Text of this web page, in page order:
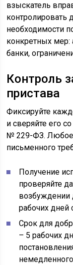
взыскатель
контролировать
необходимости
конкретных мер:
банки,
Контроль
пристава
Фиксируйте
и сверяйте его
№ 229-ФЗ. Любое
письменного
Получение
проверяйте
возбуждении
рабочих дней
Срок для
– 5 рабочих